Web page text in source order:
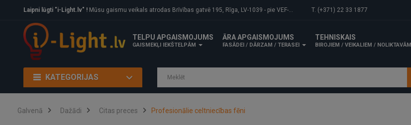
Laipni lūgti "i-Light.lv" ! Mūsu gaismu veikals atrodas Brīvības gatvē 195, Rīga, LV-1039 - pie VEF-Gaisa tilta. T. (+371) 22 33 1877
TELPU APGAISMOJUMS
GAISMEKĻI IEKŠTELPĀM
ĀRA APGAISMOJUMS
FASĀDEI / DĀRZAM / TERASEI
TEHNISKAIS
BIROJIEM / VEIKALIEM / NOLIKTAVĀM
KATEGORIJAS
Galvenā Dažādi Citas preces Profesionālie celtniecības fēni